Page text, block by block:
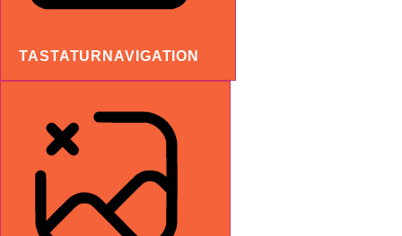
TASTATURNAVIGATION